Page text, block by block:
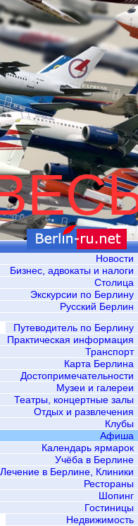
Новости
Бизнес, адвокаты и налоги
Столица
Экскурсии по Берлину
Русский Берлин
Путеводитель по Берлину
Практическая информация
Транспорт
Карта Берлина
Достопримечательности
Музеи и галереи
Театры, концертные залы
Отдых и развлечения
Клубы
Афиша
Календарь ярмарок
Учёба в Берлине
Лечение в Берлине, Клиники
Рестораны
Шопинг
Гостиницы
Недвижимость